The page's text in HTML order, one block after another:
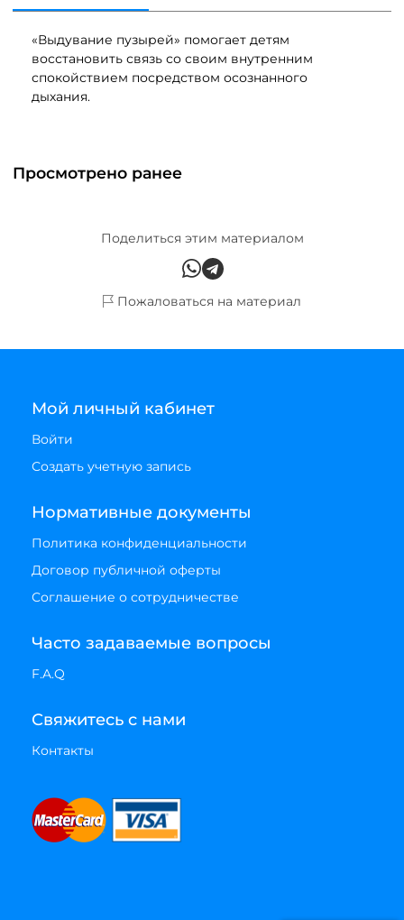
«Выдувание пузырей» помогает детям
восстановить связь со своим внутренним
спокойствием посредством осознанного
дыхания.
Просмотрено ранее
Поделиться этим материалом
Пожаловаться на материал
Мой личный кабинет
Войти
Создать учетную запись
Нормативные документы
Политика конфиденциальности
Договор публичной оферты
Соглашение о сотрудничестве
Часто задаваемые вопросы
F.A.Q
Свяжитесь с нами
Контакты